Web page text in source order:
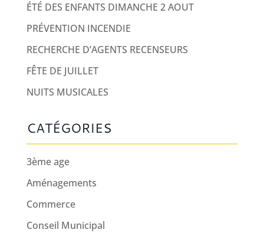
ÉTÉ DES ENFANTS DIMANCHE 2 AOUT
PRÉVENTION INCENDIE
RECHERCHE D’AGENTS RECENSEURS
FÊTE DE JUILLET
NUITS MUSICALES
CATÉGORIES
3ème age
Aménagements
Commerce
Conseil Municipal